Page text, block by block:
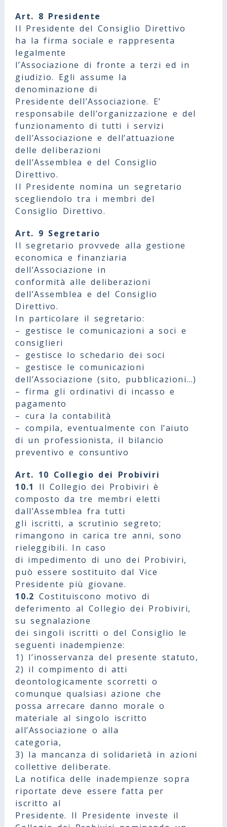
Art. 8 Presidente
Il Presidente del Consiglio Direttivo
ha la firma sociale e rappresenta
legalmente
l’Associazione di fronte a terzi ed in
giudizio. Egli assume la
denominazione di
Presidente dell’Associazione. E’
responsabile dell’organizzazione e del
funzionamento di tutti i servizi
dell’Associazione e dell’attuazione
delle deliberazioni
dell’Assemblea e del Consiglio
Direttivo.
Il Presidente nomina un segretario
scegliendolo tra i membri del
Consiglio Direttivo.
Art. 9 Segretario
Il segretario provvede alla gestione
economica e finanziaria
dell’Associazione in
conformità alle deliberazioni
dell’Assemblea e del Consiglio
Direttivo.
In particolare il segretario:
– gestisce le comunicazioni a soci e
consiglieri
– gestisce lo schedario dei soci
– gestisce le comunicazioni
dell’Associazione (sito, pubblicazioni…)
– firma gli ordinativi di incasso e
pagamento
– cura la contabilità
– compila, eventualmente con l’aiuto
di un professionista, il bilancio
preventivo e consuntivo
Art. 10 Collegio dei Probiviri
10.1
Il Collegio dei Probiviri è
composto da tre membri eletti
dall’Assemblea fra tutti
gli iscritti, a scrutinio segreto;
rimangono in carica tre anni, sono
rieleggibili. In caso
di impedimento di uno dei Probiviri,
può essere sostituito dal Vice
Presidente più giovane.
10.2 Costituiscono motivo di
deferimento al Collegio dei Probiviri,
su segnalazione
dei singoli iscritti o del Consiglio le
seguenti inadempienze:
1) l’inosservanza del presente statuto,
2) il compimento di atti
deontologicamente scorretti o
comunque qualsiasi azione che
possa arrecare danno morale o
materiale al singolo iscritto
all’Associazione o alla
categoria,
3) la mancanza di solidarietà in azioni
collettive deliberate.
La notifica delle inadempienze sopra
riportate deve essere fatta per
iscritto al
Presidente. Il Presidente investe il